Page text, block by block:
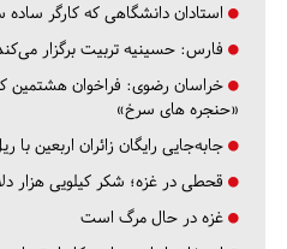
استادان دانشگاهی که کارگر
فارس: حسینیه تربیت برگزار
خراسان رضوی: فراخوان هشتمین
«حنجره های سرخ»
جابه‌جایی رایگان زائران اربعین
قحطی در غزه؛ شکر کیلویی هزار
غزه در حال مرگ است